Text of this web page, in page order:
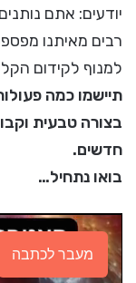
יודעים: אתם
רבים מאיתנו
למנוף לקידום
תיישמו כמה
בצורה טבעית
חדשים.
בואו נתחיל…
מעבר לכתבה